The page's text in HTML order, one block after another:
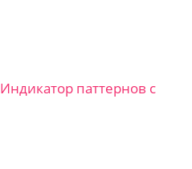
Индикатор паттернов с